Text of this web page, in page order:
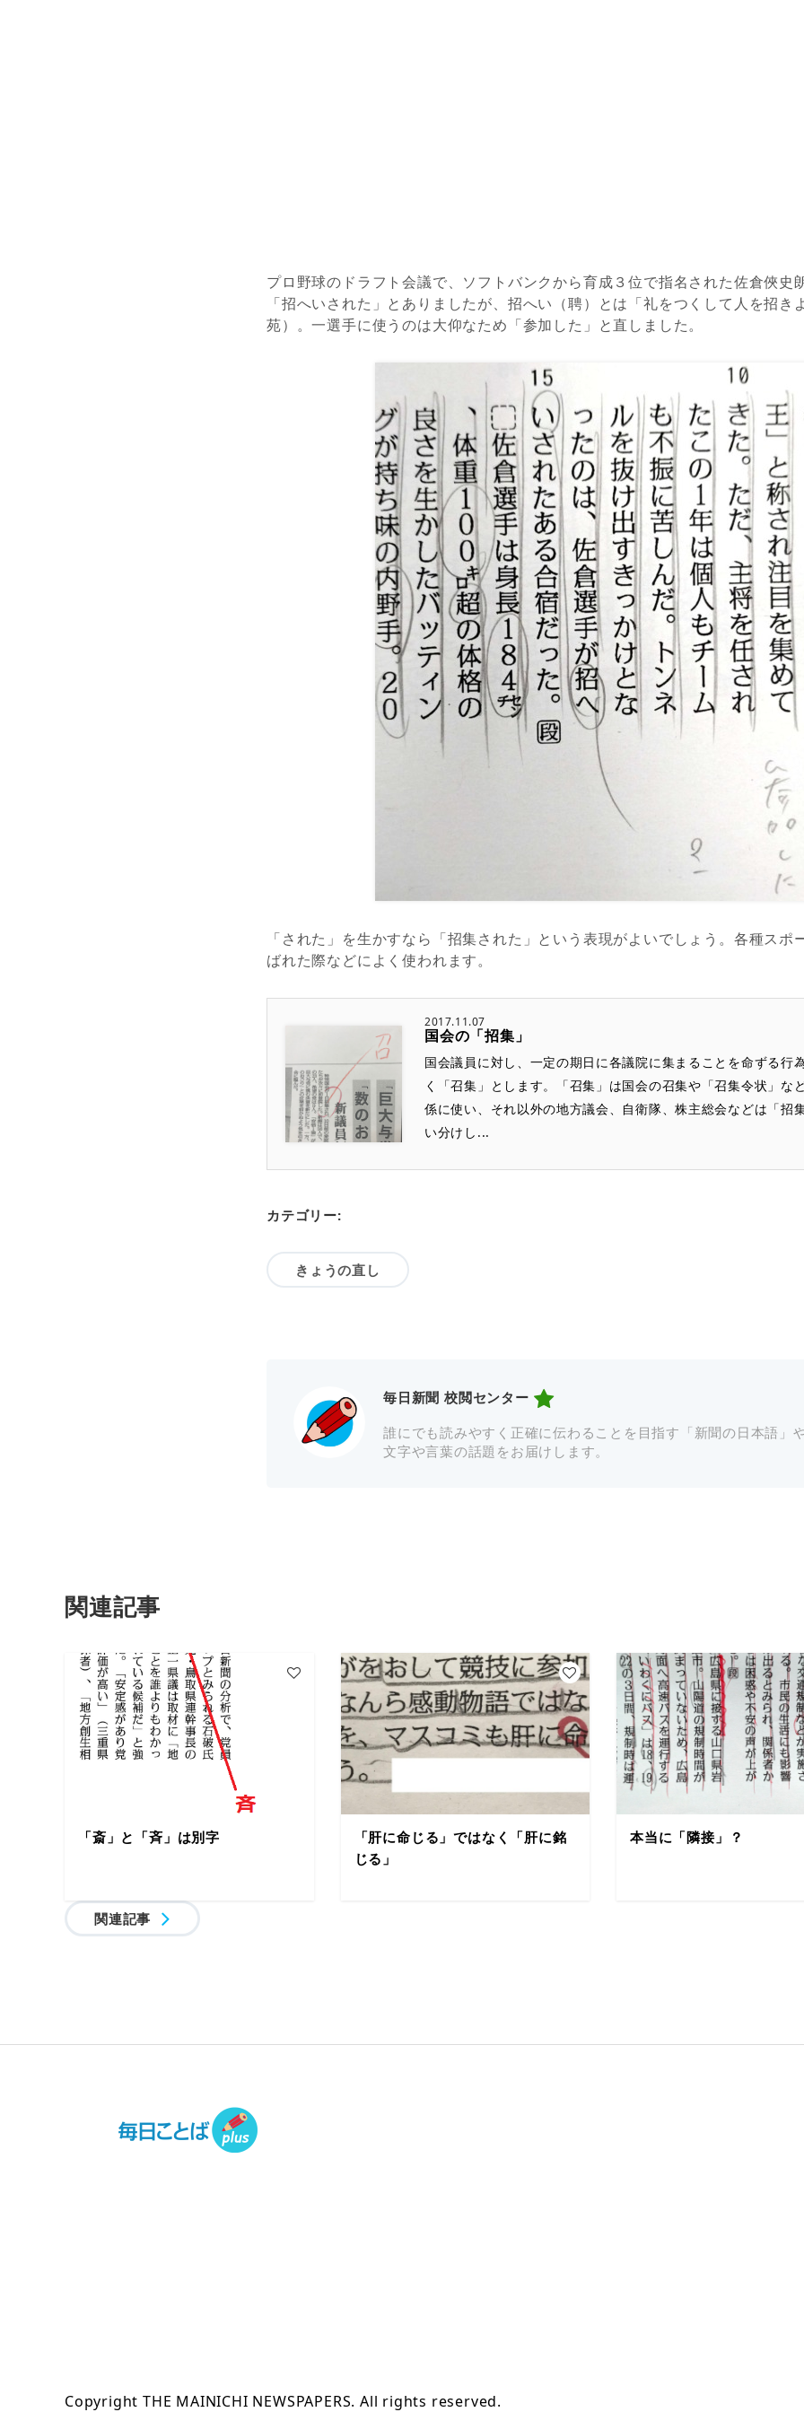
プロ野球の ドラフト会議で、 ソフトバンクから育成３位で指名された佐倉俠史
「招へいされた 」とありましたが、招へい（聘）とは「礼をつくして人を招き
苑）。一選手に使うのは大仰なため 「参加した」と直しました。
「された」を生かすなら「招集された」という表現がよいでしょう。各種スポ
ばれた際などによく使われます。
2017.11.07
国会の「招集」
国会議員に対し、一定の期日に各議院に集まることを命ずる行
く「召集」とします。「召集」は国会の召集や「召集令状」な
係に使い、それ以外の地方議会、自衛隊、株主総会などは「招
い分けし...
カテゴリー:
きょうの直し
毎日新聞 校閲センター
誰にでも読みやすく正確に伝わることを目指す「新聞の日本語」
文字や言葉の話題をお届けします。
関連記事
「斎」と「斉」は別字
「肝に命じる」ではなく「肝に銘
じる」
本当に「隣接」？
関連記事
Copyright THE MAINICHI NEWSPAPERS. All rights reserved.